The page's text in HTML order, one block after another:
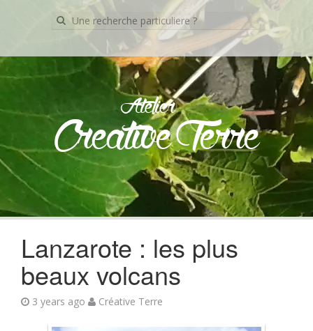
Recherche
pour:
Atelier
Creative Terre
Skip
to
Lanzarote : les plus
beaux volcans
3 years ago Créative Terre